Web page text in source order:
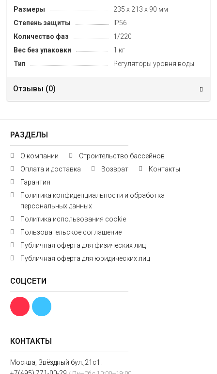
Размеры
235 х 213 х 90 мм
Степень защиты
IP56
Количество фаз
1/220
Вес без упаковки
1 кг
Тип
Регуляторы уровня воды
Отзывы (0)
КОНТАКТЫ
Москва, Звёздный бул.,21с1.
РАЗДЕЛЫ
О компании
Строительство бассейнов
Оплата и доставка
Возврат
Контакты
Гарантия
Политика конфиденциальности и обработка
персональных данных
Политика использования cookie
Пользовательское соглашение
Публичная оферта для физических лиц
Публичная оферта для юридических лиц
СОЦСЕТИ